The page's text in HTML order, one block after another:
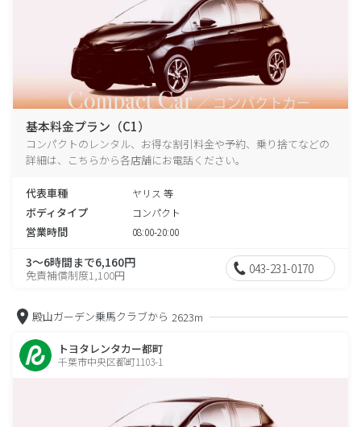
基本料金プラン（C1）
コンパクトのレンタル、お得な割引料金や予約、乗り捨てなどの
詳細は、こちらから各店舗にお電話ください。
代表車種 ヤリス 等
ボディタイプ コンパクト
営業時間 08:00-20:00
3～6時間まで6,160円
免責補償制度1,100円 043-231-0170
殿山ガーデン乗馬クラブから 2623m
トヨタレンタカー都町
千葉市中央区都町1103-1